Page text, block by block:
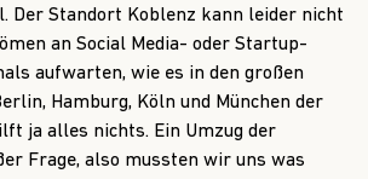
Der Standort Koblenz kann leider nicht
an Social Media- oder Startup-
aufwarten, wie es in den großen
Hamburg, Köln und München der
ja alles nichts. Ein Umzug der
Frage, also mussten wir uns was